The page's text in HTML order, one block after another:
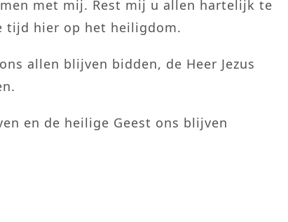
met mij. Rest mij u allen hartelijk te
tijd hier op het heiligdom.
allen blijven bidden, de Heer Jezus
en de heilige Geest ons blijven